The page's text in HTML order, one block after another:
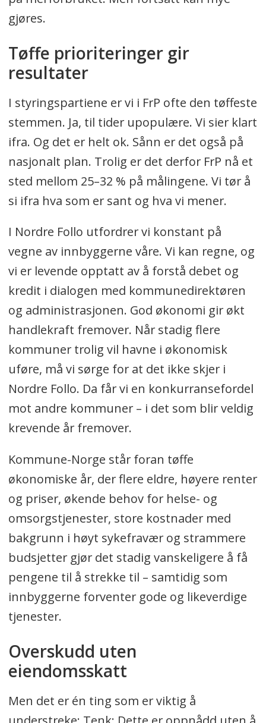
gjøres.
Tøffe prioriteringer gir
resultater
I styringspartiene er vi i FrP ofte den tøffeste
stemmen. Ja, til tider upopulære. Vi sier klart
ifra. Og det er helt ok. Sånn er det også på
nasjonalt plan. Trolig er det derfor FrP nå et
sted mellom 25–32 % på målingene. Vi tør å
si ifra hva som er sant og hva vi mener.
I Nordre Follo utfordrer vi konstant på
vegne av innbyggerne våre. Vi kan regne, og
vi er levende opptatt av å forstå debet og
kredit i dialogen med kommunedirektøren
og administrasjonen. God økonomi gir økt
handlekraft fremover. Når stadig flere
kommuner trolig vil havne i økonomisk
uføre, må vi sørge for at det ikke skjer i
Nordre Follo. Da får vi en konkurransefordel
mot andre kommuner – i det som blir veldig
krevende år fremover.
Kommune-Norge står foran tøffe
økonomiske år, der flere eldre, høyere renter
og priser, økende behov for helse- og
omsorgstjenester, store kostnader med
bakgrunn i høyt sykefravær og strammere
budsjetter gjør det stadig vanskeligere å få
pengene til å strekke til – samtidig som
innbyggerne forventer gode og likeverdige
tjenester.
Overskudd uten
eiendomsskatt
Men det er én ting som er viktig å